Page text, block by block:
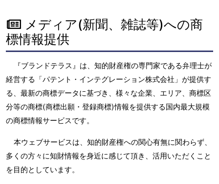
メディア(新聞、雑誌等)への商
標情報提供
『ブランドテラス』は、知的財産権の専門家である弁理士が
経営する「パテント・インテグレーション株式会社」が提供す
る、最新の商標データに基づき、様々な企業、エリア、商標区
分等の商標(商標出願・登録商標)情報を提供する国内最大規模
の商標情報サービスです。
本ウェブサービスは、知的財産権への関心有無に関わらず、
多くの方々に知財情報を身近に感じて頂き、活用いただくこと
を目的としています。